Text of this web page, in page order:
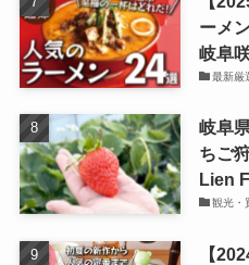
ーメ
岐阜
最新厳
岐阜
ちご
Lien
観光・
【